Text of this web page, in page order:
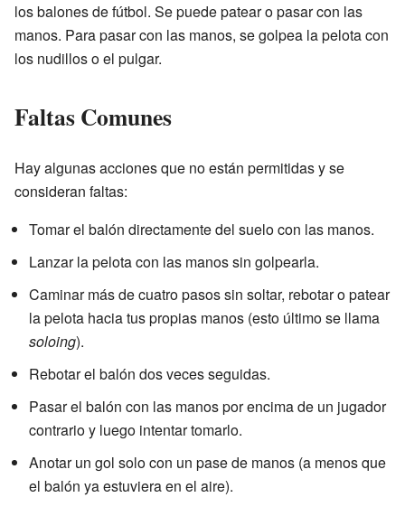
los balones de fútbol. Se puede patear o pasar con las
manos. Para pasar con las manos, se golpea la pelota con
los nudillos o el pulgar.
Faltas Comunes
Hay algunas acciones que no están permitidas y se
consideran faltas:
Tomar el balón directamente del suelo con las manos.
Lanzar la pelota con las manos sin golpearla.
Caminar más de cuatro pasos sin soltar, rebotar o patear
la pelota hacia tus propias manos (esto último se llama
soloing).
Rebotar el balón dos veces seguidas.
Pasar el balón con las manos por encima de un jugador
contrario y luego intentar tomarlo.
Anotar un gol solo con un pase de manos (a menos que
el balón ya estuviera en el aire).